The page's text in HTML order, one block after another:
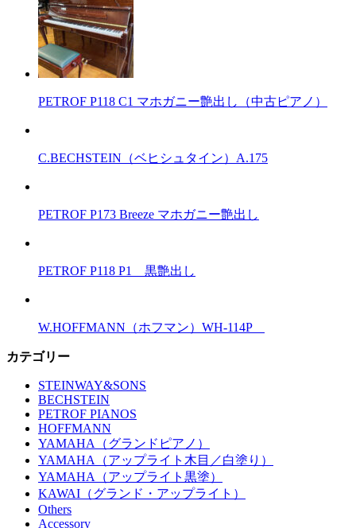
PETROF P118 C1 マホガニー艶出し（中古ピアノ）
C.BECHSTEIN（ベヒシュタイン）A.175
PETROF P173 Breeze マホガニー艶出し
PETROF P118 P1 黒艶出し
W.HOFFMANN（ホフマン）WH-114P
カテゴリー
STEINWAY&SONS
BECHSTEIN
PETROF PIANOS
HOFFMANN
YAMAHA（グランドピアノ）
YAMAHA（アップライト木目／白塗り）
YAMAHA（アップライト黒塗）
KAWAI（グランド・アップライト）
Others
Accessory